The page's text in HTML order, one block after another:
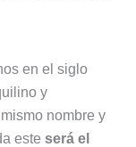
en el siglo
y
nombre y
este será el